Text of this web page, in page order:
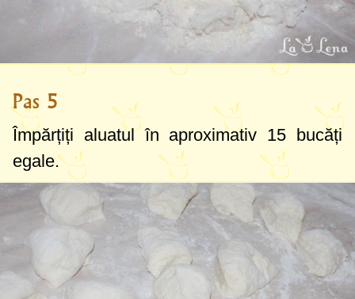
Pas 5
Împărțiți aluatul în aproximativ 15 bucăți
egale.